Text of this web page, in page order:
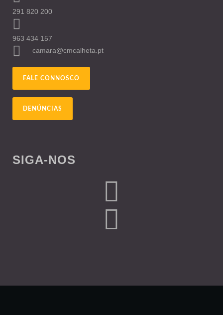
291 820 200
963 434 157
camara@cmcalheta.pt
FALE CONNOSCO
DENÚNCIAS
SIGA-NOS